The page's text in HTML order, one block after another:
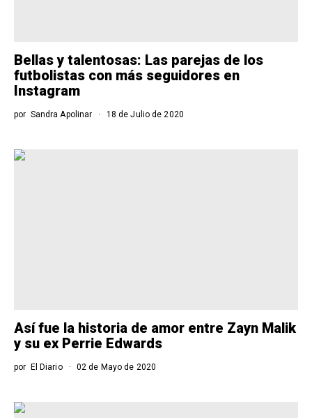
Bellas y talentosas: Las parejas de los
futbolistas con más seguidores en
Instagram
por Sandra Apolinar 18 de Julio de 2020
Así fue la historia de amor entre Zayn Malik
y su ex Perrie Edwards
por El Diario 02 de Mayo de 2020